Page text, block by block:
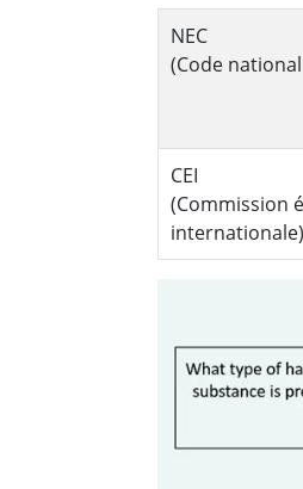
NEC
(Code
CEI
(Commission
internationale)